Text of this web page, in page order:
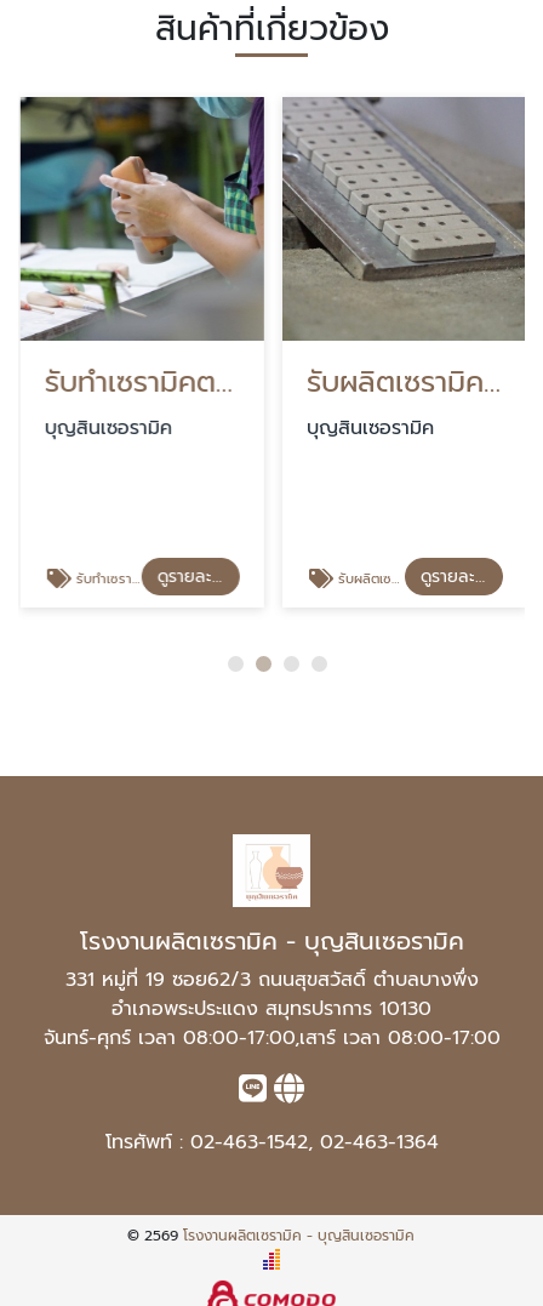
สินค้าที่เกี่ยวข้อง
รับทําเซรามิคตามแบบ
บุญสินเซอรามิค
รับทําเซรามิคตามแบบ ดูรายละเอียด
รับผลิตเซรามิคฉนวนกันความร้อน
บุญสินเซอรามิค
รับผลิตเซรามิคฉนวนกันความร้อน ดูรายละเอียด
โรงงานผลิตเซรามิค - บุญสินเซอรามิค
331 หมู่ที่ 19 ซอย62/3 ถนนสุขสวัสดิ์ ตำบลบางพึ่ง
อำเภอพระประแดง สมุทรปราการ 10130
จันทร์-ศุกร์ เวลา 08:00-17:00,เสาร์ เวลา 08:00-17:00
โทรศัพท์ : 02-463-1542, 02-463-1364
© 2569โรงงานผลิตเซรามิค - บุญสินเซอรามิค